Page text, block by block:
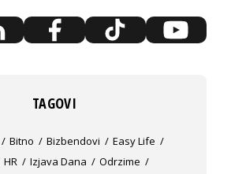
TAGOVI
Bitno Bizbendovi
Easy Life
HR Izjava Dana
Odrzime